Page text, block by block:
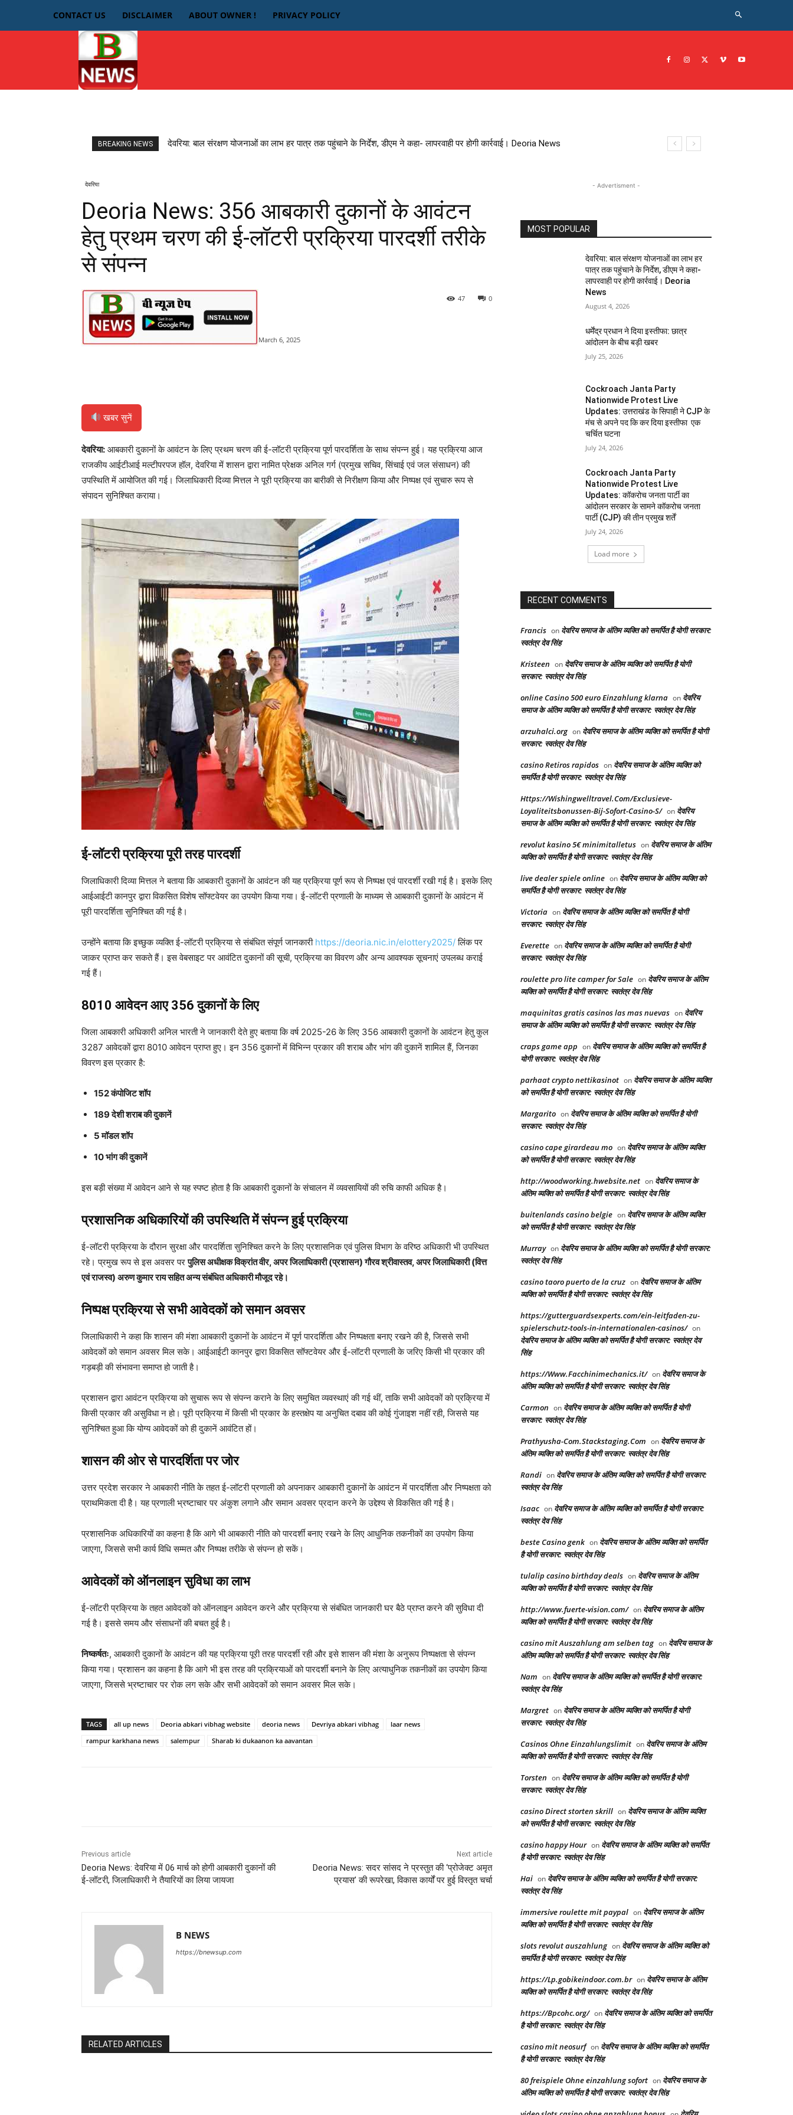
CONTACT US DISCLAIMER ABOUT OWNER ! PRIVACY POLICY
JOB नोकरी सरकारी योजना
BREAKING NEWS देवरिया: बाल संरक्षण योजनाओं का लाभ हर पात्र तक पहुंचाने के निर्देश, डीएम ने कहा- लापरवाही पर होगी कार्रवाई। Deoria News
देवरिया
Deoria News: 356 आबकारी दुकानों के आवंटन
हेतु प्रथम चरण की ई-लॉटरी प्रक्रिया पारदर्शी तरीके
से संपन्न
March 6, 2025
0
47
खबर सुनें
देवरिया: आबकारी दुकानों के आवंटन के लिए प्रथम चरण की ई-लॉटरी प्रक्रिया पूर्ण पारदर्शिता के साथ संपन्न हुई। यह प्रक्रिया आज
राजकीय आईटीआई मल्टीपरपज हॉल, देवरिया में शासन द्वारा नामित प्रेक्षक अनिल गर्ग (प्रमुख सचिव, सिंचाई एवं जल संसाधन) की
उपस्थिति में आयोजित की गई। जिलाधिकारी दिव्या मित्तल ने पूरी प्रक्रिया का बारीकी से निरीक्षण किया और निष्पक्ष एवं सुचारु रूप से
संपादन सुनिश्चित कराया।
ई-लॉटरी प्रक्रिया पूरी तरह पारदर्शी
जिलाधिकारी दिव्या मित्तल ने बताया कि आबकारी दुकानों के आवंटन की यह प्रक्रिया पूर्ण रूप से निष्पक्ष एवं पारदर्शी रखी गई है। इसके लिए
आईआईटी कानपुर द्वारा विकसित विशेष सॉफ्टवेयर का उपयोग किया गया। ई-लॉटरी प्रणाली के माध्यम से आबकारी दुकानों के आवंटन में
पूरी पारदर्शिता सुनिश्चित की गई है।
उन्होंने बताया कि इच्छुक व्यक्ति ई-लॉटरी प्रक्रिया से संबंधित संपूर्ण जानकारी https://deoria.nic.in/elottery2025/लिंक पर
जाकर प्राप्त कर सकते हैं। इस वेबसाइट पर आवंटित दुकानों की सूची, प्रक्रिया का विवरण और अन्य आवश्यक सूचनाएं उपलब्ध कराई
गई हैं।
8010 आवेदन आए 356 दुकानों के लिए
जिला आबकारी अधिकारी अनिल भारती ने जानकारी देते हुए बताया कि वर्ष 2025-26 के लिए 356 आबकारी दुकानों के आवंटन हेतु कुल
3287 आवेदकों द्वारा 8010 आवेदन प्राप्त हुए। इन 356 दुकानों में विभिन्न प्रकार की शराब और भांग की दुकानें शामिल हैं, जिनका
विवरण इस प्रकार है:
152 कंपोजिट शॉप
189 देशी शराब की दुकानें
5 मॉडल शॉप
10 भांग की दुकानें
इस बड़ी संख्या में आवेदन आने से यह स्पष्ट होता है कि आबकारी दुकानों के संचालन में व्यवसायियों की रुचि काफी अधिक है।
प्रशासनिक अधिकारियों की उपस्थिति में संपन्न हुई प्रक्रिया
ई-लॉटरी प्रक्रिया के दौरान सुरक्षा और पारदर्शिता सुनिश्चित करने के लिए प्रशासनिक एवं पुलिस विभाग के वरिष्ठ अधिकारी भी उपस्थित
रहे। प्रमुख रूप से इस अवसर परपुलिस अधीक्षक विक्रांत वीर, अपर जिलाधिकारी (प्रशासन) गौरव श्रीवास्तव, अपर जिलाधिकारी (वित्त
एवं राजस्व) अरुण कुमार राय सहित अन्य संबंधित अधिकारी मौजूद रहे।
निष्पक्ष प्रक्रिया से सभी आवेदकों को समान अवसर
जिलाधिकारी ने कहा कि शासन की मंशा आबकारी दुकानों के आवंटन में पूर्ण पारदर्शिता और निष्पक्षता बनाए रखने की है, जिससे सभी
आवेदकों को समान अवसर मिल सके। आईआईटी कानपुर द्वारा विकसित सॉफ्टवेयर और ई-लॉटरी प्रणाली के जरिए किसी भी प्रकार की
गड़बड़ी की संभावना समाप्त हो जाती है।
प्रशासन द्वारा आवंटन प्रक्रिया को सुचारू रूप से संपन्न कराने के लिए समुचित व्यवस्थाएं की गई थीं, ताकि सभी आवेदकों को प्रक्रिया में
किसी प्रकार की असुविधा न हो। पूरी प्रक्रिया में किसी भी प्रकार के हस्तक्षेप या अनुचित दबाव की कोई गुंजाइश नहीं रही, जिससे यह
सुनिश्चित हुआ कि योग्य आवेदकों को ही दुकानें आवंटित हों।
शासन की ओर से पारदर्शिता पर जोर
उत्तर प्रदेश सरकार ने आबकारी नीति के तहत ई-लॉटरी प्रणाली को अपनाकर आबकारी दुकानों के आवंटन में पारदर्शिता और निष्पक्षता को
प्राथमिकता दी है। यह प्रणाली भ्रष्टाचार पर अंकुश लगाने और समान अवसर प्रदान करने के उद्देश्य से विकसित की गई है।
प्रशासनिक अधिकारियों का कहना है कि आगे भी आबकारी नीति को पारदर्शी बनाए रखने के लिए आधुनिक तकनीकों का उपयोग किया
जाएगा, जिससे सभी कार्य विधि सम्मत और निष्पक्ष तरीके से संपन्न हो सकें।
आवेदकों को ऑनलाइन सुविधा का लाभ
ई-लॉटरी प्रक्रिया के तहत आवेदकों को ऑनलाइन आवेदन करने और प्रक्रिया से संबंधित जानकारी घर बैठे प्राप्त करने की सुविधा दी
गई है। इससे समय और संसाधनों की बचत हुई है।
निष्कर्षतः, आबकारी दुकानों के आवंटन की यह प्रक्रिया पूरी तरह पारदर्शी रही और इसे शासन की मंशा के अनुरूप निष्पक्षता से संपन्न
किया गया। प्रशासन का कहना है कि आगे भी इस तरह की प्रक्रियाओं को पारदर्शी बनाने के लिए अत्याधुनिक तकनीकों का उपयोग किया
जाएगा, जिससे भ्रष्टाचार पर रोक लग सके और सभी आवेदकों को समान अवसर मिल सके।
TAGS all up news Deoria abkari vibhag website deoria news Devriya abkari vibhag
laar news
rampur karkhana news
salempur Sharab ki dukaanon ka aavantan
Previous article
Deoria News: देवरिया में 06 मार्च को होगी आबकारी दुकानों की
ई-लॉटरी, जिलाधिकारी ने तैयारियों का लिया जायजा
Next article
Deoria News: सदर सांसद ने प्रस्तुत की ‘प्रोजेक्ट अमृत
प्रयास’ की रूपरेखा, विकास कार्यों पर हुई विस्तृत चर्चा
B NEWS
https://bnewsup.com
RELATED ARTICLES
- Advertisment -
MOST POPULAR
देवरिया: बाल संरक्षण योजनाओं का लाभ हर
पात्र तक पहुंचाने के निर्देश, डीएम ने कहा-
लापरवाही पर होगी कार्रवाई। Deoria
News
August 4, 2026
धर्मेंद्र प्रधान ने दिया इस्तीफा: छात्र
आंदोलन के बीच बड़ी खबर
July 25, 2026
Cockroach Janta Party
Nationwide Protest Live
Updates: उत्तराखंड के सिपाही ने CJP के
मंच से अपने पद कि कर दिया इस्तीफा एक
चर्चित घटना
July 24, 2026
Cockroach Janta Party
Nationwide Protest Live
Updates: कॉकरोच जनता पार्टी का
आंदोलन सरकार के सामने कॉकरोच जनता
पार्टी (CJP) की तीन प्रमुख शर्तें
July 24, 2026
Load more
RECENT COMMENTS
Francis on देवरिय समाज के अंतिम व्यक्ति को समर्पित है योगी सरकार:
स्वतंत्र देव सिंह
Kristeen on देवरिय समाज के अंतिम व्यक्ति को समर्पित है योगी
सरकार: स्वतंत्र देव सिंह
online Casino 500 euro Einzahlung klarna on देवरिय
समाज के अंतिम व्यक्ति को समर्पित है योगी सरकार: स्वतंत्र देव सिंह
arzuhalci.org on देवरिय समाज के अंतिम व्यक्ति को समर्पित है योगी
सरकार: स्वतंत्र देव सिंह
casino Retiros rapidos on देवरिय समाज के अंतिम व्यक्ति को
समर्पित है योगी सरकार: स्वतंत्र देव सिंह
Https://Wishingwelltravel.Com/Exclusieve-
Loyaliteitsbonussen-Bij-Sofort-Casino-S/ on देवरिय
समाज के अंतिम व्यक्ति को समर्पित है योगी सरकार: स्वतंत्र देव सिंह
revolut kasino 5€ minimitalletus on देवरिय समाज के अंतिम
व्यक्ति को समर्पित है योगी सरकार: स्वतंत्र देव सिंह
live dealer spiele online on देवरिय समाज के अंतिम व्यक्ति को
समर्पित है योगी सरकार: स्वतंत्र देव सिंह
Victoria on देवरिय समाज के अंतिम व्यक्ति को समर्पित है योगी
सरकार: स्वतंत्र देव सिंह
Everette on देवरिय समाज के अंतिम व्यक्ति को समर्पित है योगी
सरकार: स्वतंत्र देव सिंह
roulette pro lite camper for Sale on देवरिय समाज के अंतिम
व्यक्ति को समर्पित है योगी सरकार: स्वतंत्र देव सिंह
maquinitas gratis casinos las mas nuevas on देवरिय
समाज के अंतिम व्यक्ति को समर्पित है योगी सरकार: स्वतंत्र देव सिंह
craps game app on देवरिय समाज के अंतिम व्यक्ति को समर्पित है
योगी सरकार: स्वतंत्र देव सिंह
parhaat crypto nettikasinot on देवरिय समाज के अंतिम व्यक्ति
को समर्पित है योगी सरकार: स्वतंत्र देव सिंह
Margarito on देवरिय समाज के अंतिम व्यक्ति को समर्पित है योगी
सरकार: स्वतंत्र देव सिंह
casino cape girardeau mo on देवरिय समाज के अंतिम व्यक्ति
को समर्पित है योगी सरकार: स्वतंत्र देव सिंह
http://woodworking.hwebsite.net on देवरिय समाज के
अंतिम व्यक्ति को समर्पित है योगी सरकार: स्वतंत्र देव सिंह
buitenlands casino belgie on देवरिय समाज के अंतिम व्यक्ति
को समर्पित है योगी सरकार: स्वतंत्र देव सिंह
Murray on देवरिय समाज के अंतिम व्यक्ति को समर्पित है योगी सरकार:
स्वतंत्र देव सिंह
casino taoro puerto de la cruz on देवरिय समाज के अंतिम
व्यक्ति को समर्पित है योगी सरकार: स्वतंत्र देव सिंह
https://gutterguardsexperts.com/ein-leitfaden-zu-
spielerschutz-tools-in-internationalen-casinos/ on
देवरिय समाज के अंतिम व्यक्ति को समर्पित है योगी सरकार: स्वतंत्र देव
सिंह
https://Www.Facchinimechanics.it/ on देवरिय समाज के
अंतिम व्यक्ति को समर्पित है योगी सरकार: स्वतंत्र देव सिंह
Carmon on देवरिय समाज के अंतिम व्यक्ति को समर्पित है योगी
सरकार: स्वतंत्र देव सिंह
Prathyusha-Com.Stackstaging.Com on देवरिय समाज के
अंतिम व्यक्ति को समर्पित है योगी सरकार: स्वतंत्र देव सिंह
Randi on देवरिय समाज के अंतिम व्यक्ति को समर्पित है योगी सरकार:
स्वतंत्र देव सिंह
Isaac on देवरिय समाज के अंतिम व्यक्ति को समर्पित है योगी सरकार:
स्वतंत्र देव सिंह
beste Casino genk on देवरिय समाज के अंतिम व्यक्ति को समर्पित
है योगी सरकार: स्वतंत्र देव सिंह
tulalip casino birthday deals on देवरिय समाज के अंतिम
व्यक्ति को समर्पित है योगी सरकार: स्वतंत्र देव सिंह
http://www.fuerte-vision.com/ on देवरिय समाज के अंतिम
व्यक्ति को समर्पित है योगी सरकार: स्वतंत्र देव सिंह
casino mit Auszahlung am selben tag on देवरिय समाज के
अंतिम व्यक्ति को समर्पित है योगी सरकार: स्वतंत्र देव सिंह
Nam on देवरिय समाज के अंतिम व्यक्ति को समर्पित है योगी सरकार:
स्वतंत्र देव सिंह
Margret on देवरिय समाज के अंतिम व्यक्ति को समर्पित है योगी
सरकार: स्वतंत्र देव सिंह
Casinos Ohne Einzahlungslimit on देवरिय समाज के अंतिम
व्यक्ति को समर्पित है योगी सरकार: स्वतंत्र देव सिंह
Torsten on देवरिय समाज के अंतिम व्यक्ति को समर्पित है योगी
सरकार: स्वतंत्र देव सिंह
casino Direct storten skrill on देवरिय समाज के अंतिम व्यक्ति
को समर्पित है योगी सरकार: स्वतंत्र देव सिंह
casino happy Hour on देवरिय समाज के अंतिम व्यक्ति को समर्पित
है योगी सरकार: स्वतंत्र देव सिंह
Hai on देवरिय समाज के अंतिम व्यक्ति को समर्पित है योगी सरकार:
स्वतंत्र देव सिंह
immersive roulette mit paypal on देवरिय समाज के अंतिम
व्यक्ति को समर्पित है योगी सरकार: स्वतंत्र देव सिंह
slots revolut auszahlung on देवरिय समाज के अंतिम व्यक्ति को
समर्पित है योगी सरकार: स्वतंत्र देव सिंह
https://Lp.gobikeindoor.com.br on देवरिय समाज के अंतिम
व्यक्ति को समर्पित है योगी सरकार: स्वतंत्र देव सिंह
https://Bpcohc.org/ on देवरिय समाज के अंतिम व्यक्ति को समर्पित
है योगी सरकार: स्वतंत्र देव सिंह
casino mit neosurf on देवरिय समाज के अंतिम व्यक्ति को समर्पित
है योगी सरकार: स्वतंत्र देव सिंह
80 freispiele Ohne einzahlung sofort on देवरिय समाज के
अंतिम व्यक्ति को समर्पित है योगी सरकार: स्वतंत्र देव सिंह